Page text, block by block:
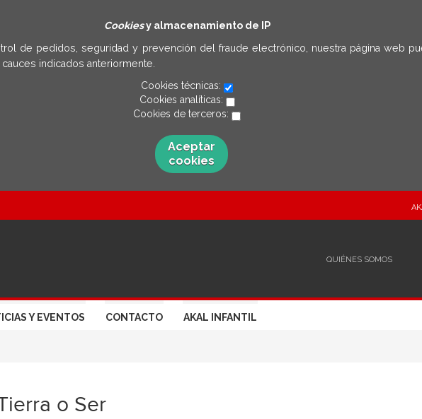
Cookiesy almacenamiento de IP
de pedidos, seguridad y prevención del fraude electrónico, nuestra página web
indicados anteriormente.
Cookies técnicas:
Cookies analíticas:
Cookies de terceros:
Aceptar
cookies
QUIÉNES SOMOS
Y EVENTOS CONTACTO AKAL INFANTIL
o Ser